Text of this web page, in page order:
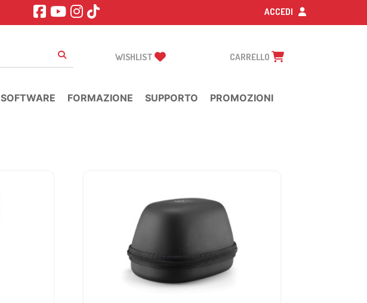
ACCEDI
WISHLIST CARRELLO
SOFTWARE FORMAZIONE SUPPORTO PROMOZIONI